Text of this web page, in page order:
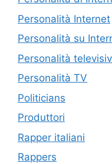
Personalità Internet
Personalità su
Personalità
Personalità TV
Politicians
Produttori
Rapper italiani
Rappers